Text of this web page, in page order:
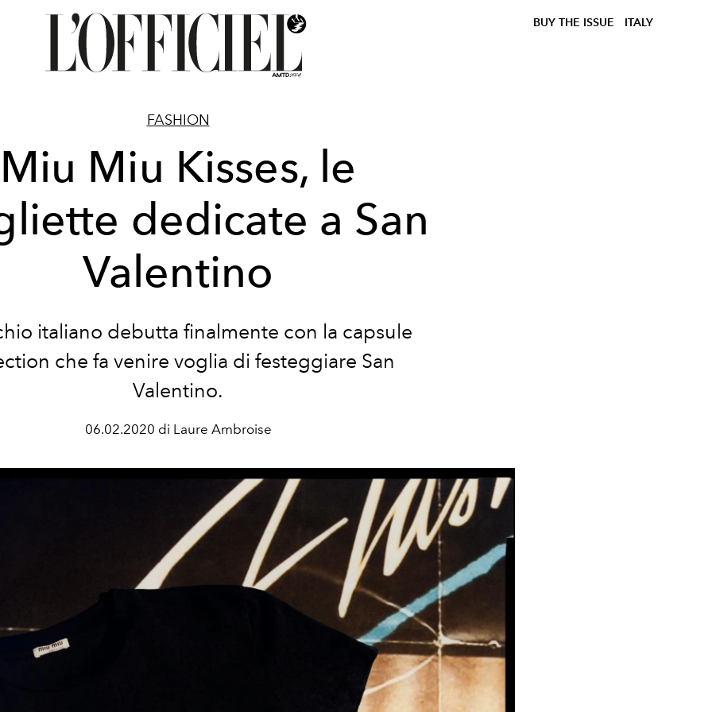
BUY THE ISSUE ITALY
FASHION
Miu Miu Kisses, le
dedicate a San
Valentino
italiano debutta finalmente con la capsule
che fa venire voglia di festeggiare San
Valentino.
06.02.2020 di Laure Ambroise